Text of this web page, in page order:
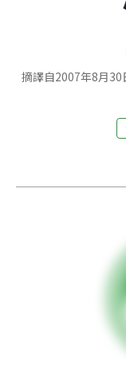
摘譯自2007年8月30